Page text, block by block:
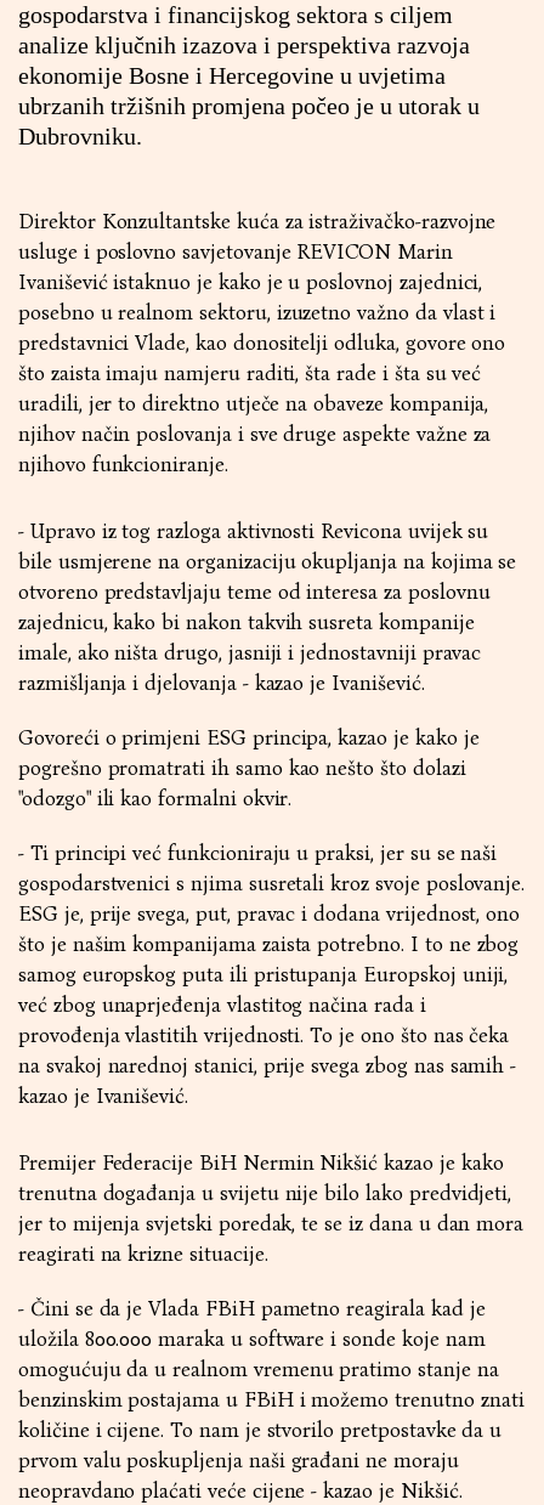
gospodarstva i financijskog sektora s ciljem
analize ključnih izazova i perspektiva razvoja
ekonomije Bosne i Hercegovine u uvjetima
ubrzanih tržišnih promjena počeo je u utorak u
Dubrovniku.
Direktor Konzultantske kuća za istraživačko-razvojne
usluge i poslovno savjetovanje REVICON Marin
Ivanišević istaknuo je kako je u poslovnoj zajednici,
posebno u realnom sektoru, izuzetno važno da vlast i
predstavnici Vlade, kao donositelji odluka, govore ono
što zaista imaju namjeru raditi, šta rade i šta su već
uradili, jer to direktno utječe na obaveze kompanija,
njihov način poslovanja i sve druge aspekte važne za
njihovo funkcioniranje.
- Upravo iz tog razloga aktivnosti Revicona uvijek su
bile usmjerene na organizaciju okupljanja na kojima se
otvoreno predstavljaju teme od interesa za poslovnu
zajednicu, kako bi nakon takvih susreta kompanije
imale, ako ništa drugo, jasniji i jednostavniji pravac
razmišljanja i djelovanja - kazao je Ivanišević.
Govoreći o primjeni ESG principa, kazao je kako je
pogrešno promatrati ih samo kao nešto što dolazi
"odozgo" ili kao formalni okvir.
- Ti principi već funkcioniraju u praksi, jer su se naši
gospodarstvenici s njima susretali kroz svoje poslovanje.
ESG je, prije svega, put, pravac i dodana vrijednost, ono
što je našim kompanijama zaista potrebno. I to ne zbog
samog europskog puta ili pristupanja Europskoj uniji,
već zbog unaprjeđenja vlastitog načina rada i
provođenja vlastitih vrijednosti. To je ono što nas čeka
na svakoj narednoj stanici, prije svega zbog nas samih -
kazao je Ivanišević.
Premijer Federacije BiH Nermin Nikšić kazao je kako
trenutna događanja u svijetu nije bilo lako predvidjeti,
jer to mijenja svjetski poredak, te se iz dana u dan mora
reagirati na krizne situacije.
- Čini se da je Vlada FBiH pametno reagirala kad je
uložila 800.000 maraka u software i sonde koje nam
omogućuju da u realnom vremenu pratimo stanje na
benzinskim postajama u FBiH i možemo trenutno znati
količine i cijene. To nam je stvorilo pretpostavke da u
prvom valu poskupljenja naši građani ne moraju
neopravdano plaćati veće cijene - kazao je Nikšić.